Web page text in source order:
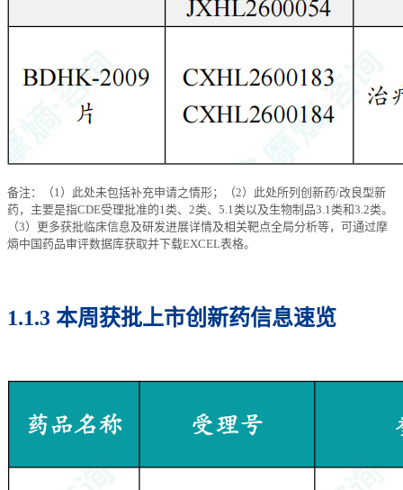
备注：（1）此处未包括补充申请之情形；（2）此处所列创新药/改良型新
药，主要是指CDE受理批准的1类、2类、5.1类以及生物制品3.1类和3.2类。
（3）更多获批临床信息及研发进展详情及相关靶点全局分析等，可通过摩
熵中国药品审评数据库获取并下载EXCEL表格。
1.1.3 本周获批上市创新药信息速览